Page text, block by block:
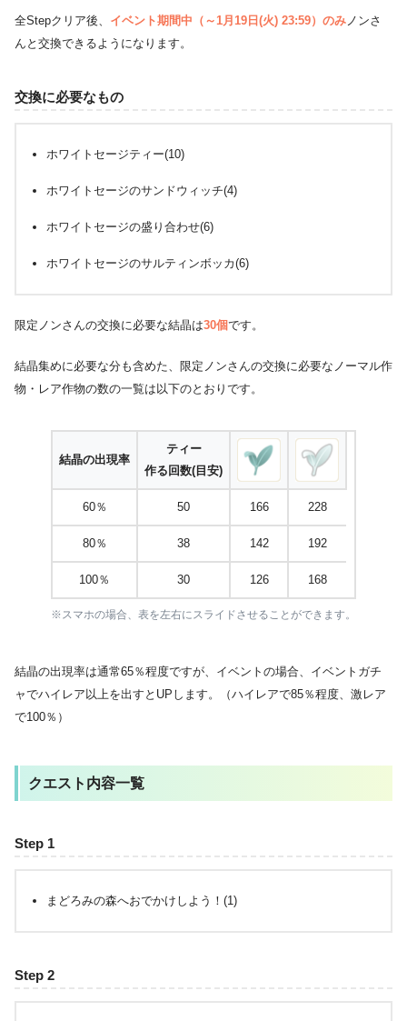
全Stepクリア後、 イベント期間中（～1月19日(火) 23:59）のみノンさ
んと交換できるようになります。
交換に必要なもの
ホワイトセージティー(10)
ホワイトセージのサンドウィッチ(4)
ホワイトセージの盛り合わせ(6)
ホワイトセージのサルティンボッカ(6)
限定ノンさんの交換に必要な結晶は30個です。
結晶集めに必要な分も含めた、限定ノンさんの交換に必要なノーマル作
物・レア作物の数の一覧は以下のとおりです。
結晶の出現率
ティー
作る回数(目安)
60％ 50 166 228
80％ 38 142 192
100％ 30 126 168
※スマホの場合、表を左右にスライドさせることができます。
結晶の出現率は通常65％程度ですが、イベントの場合、イベントガチ
ャでハイレア以上を出すとUPします。（ハイレアで85％程度、激レア
で100％）
クエスト内容一覧
Step 1
まどろみの森へおでかけしよう！(1)
Step 2